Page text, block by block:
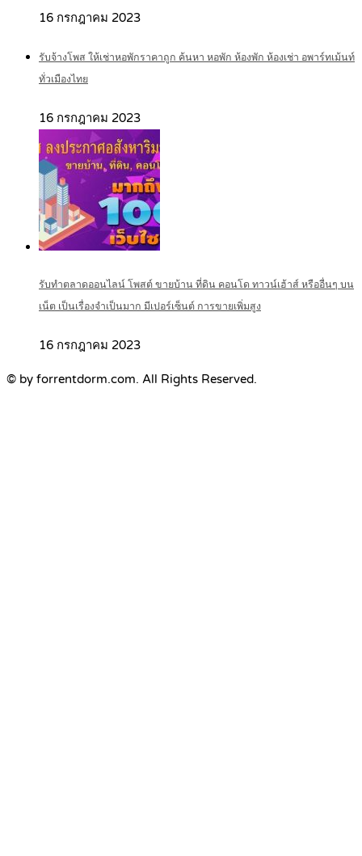
16 กรกฎาคม 2023
รับจ้างโพส ให้เช่าหอพักราคาถูก ค้นหา หอพัก ห้องพัก ห้องเช่า อพาร์ทเม้นท์
ทั่วเมืองไทย
16 กรกฎาคม 2023
รับทำตลาดออนไลน์ โพสต์ ขายบ้าน ที่ดิน คอนโด ทาวน์เฮ้าส์ หรืออื่นๆ บน
เน็ต เป็นเรื่องจำเป็นมาก มีเปอร์เซ็นต์ การขายเพิ่มสูง
16 กรกฎาคม 2023
© by forrentdorm.com. All Rights Reserved.